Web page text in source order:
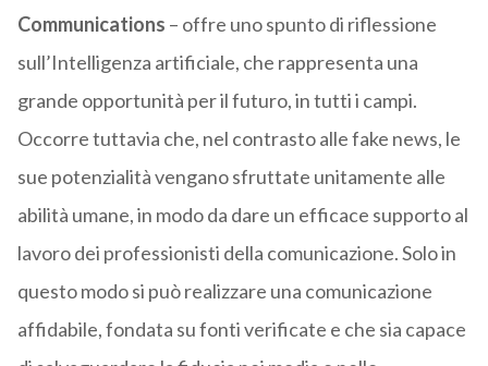
Communications – offre uno spunto di riflessione
sull’Intelligenza artificiale, che rappresenta una
grande opportunità per il futuro, in tutti i campi.
Occorre tuttavia che, nel contrasto alle fake news, le
sue potenzialità vengano sfruttate unitamente alle
abilità umane, in modo da dare un efficace supporto al
lavoro dei professionisti della comunicazione. Solo in
questo modo si può realizzare una comunicazione
affidabile, fondata su fonti verificate e che sia capace